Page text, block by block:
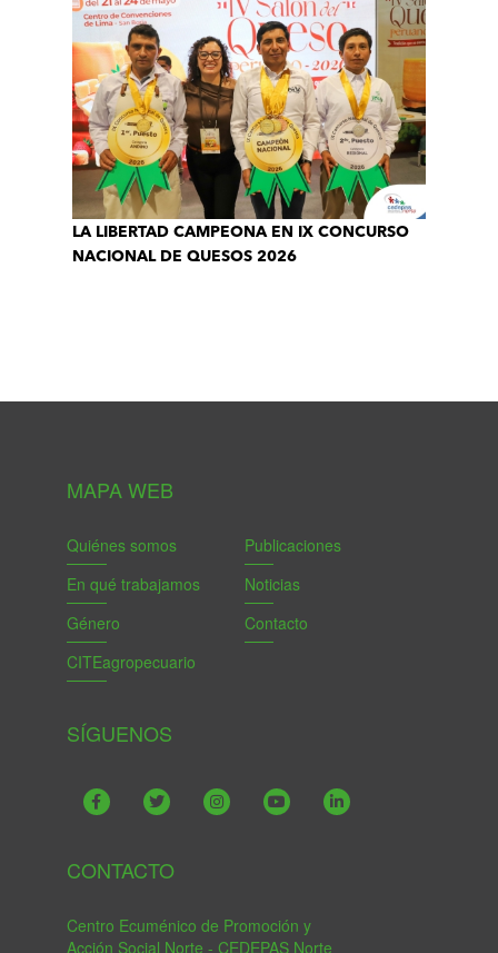
LA LIBERTAD CAMPEONA EN IX CONCURSO
NACIONAL DE QUESOS 2026
MAPA WEB
Quiénes somos
En qué trabajamos
Género
CITEagropecuario
Publicaciones
Noticias
Contacto
SÍGUENOS
CONTACTO
Centro Ecuménico de Promoción y
Acción Social Norte - CEDEPAS Norte